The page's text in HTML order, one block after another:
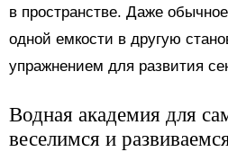
в пространстве. Даже
одной емкости в другую
упражнением для развития
Водная академия для
веселимся и